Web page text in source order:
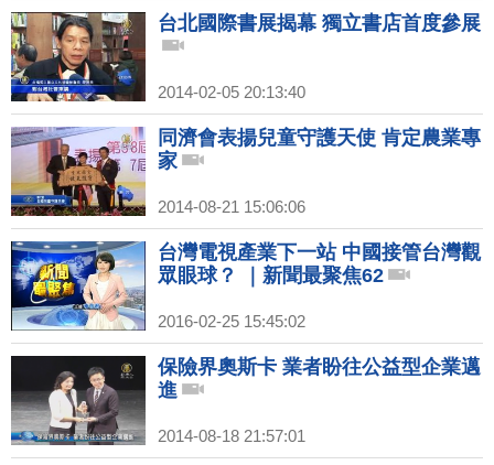
台北國際書展揭幕 獨立書店首度參展
2014-02-05 20:13:40
同濟會表揚兒童守護天使 肯定農業專
家
2014-08-21 15:06:06
台灣電視產業下一站 中國接管台灣觀
眾眼球？ ｜新聞最聚焦62
2016-02-25 15:45:02
保險界奧斯卡 業者盼往公益型企業邁
進
2014-08-18 21:57:01